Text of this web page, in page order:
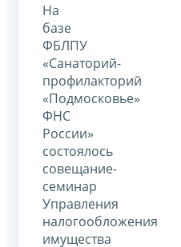
На
базе
ФБЛПУ
«Санаторий-
профилакторий
«Подмосковье»
ФНС
России»
состоялось
совещание-
семинар
Управления
налогообложения
имущества